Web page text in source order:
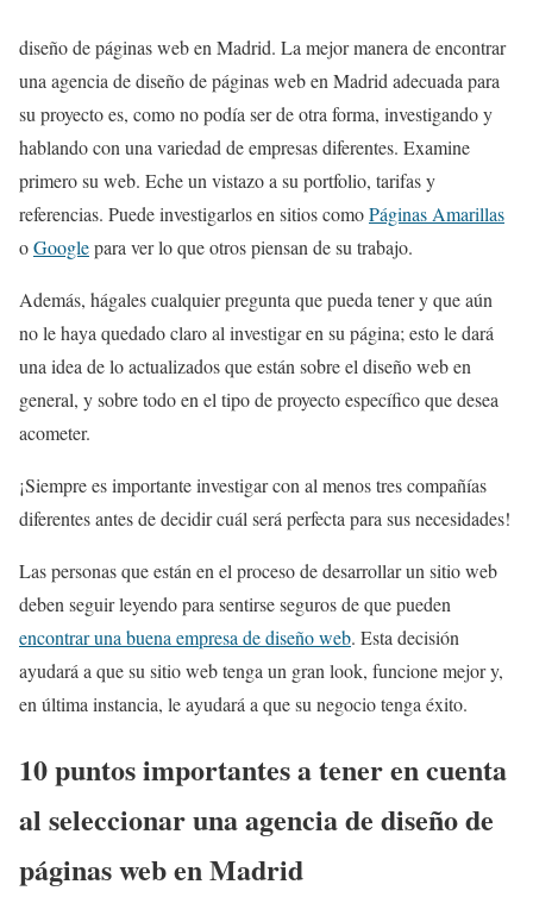
diseño de páginas web en Madrid. La mejor manera de encontrar
una agencia de diseño de páginas web en Madrid adecuada para
su proyecto es, como no podía ser de otra forma, investigando y
hablando con una variedad de empresas diferentes. Examine
primero su web. Eche un vistazo a su portfolio, tarifas y
referencias. Puede investigarlos en sitios comoPáginas Amarillas
oGooglepara ver lo que otros piensan de su trabajo.
Además, hágales cualquier pregunta que pueda tener y que aún
no le haya quedado claro al investigar en su página; esto le dará
una idea de lo actualizados que están sobre el diseño web en
general, y sobre todo en el tipo de proyecto específico que desea
acometer.
¡Siempre es importante investigar con al menos tres compañías
diferentes antes de decidir cuál será perfecta para sus necesidades!
Las personas que están en el proceso de desarrollar un sitio web
deben seguir leyendo para sentirse seguros de que pueden
encontrar una buena empresa de diseño web. Esta decisión
ayudará a que su sitio web tenga un gran look, funcione mejor y,
en última instancia, le ayudará a que su negocio tenga éxito.
10 puntos importantes a tener en cuenta
al seleccionar una agencia de diseño de
páginas web en Madrid